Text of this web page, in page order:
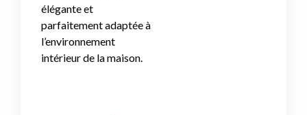
élégante et
parfaitement adaptée à
l’environnement
intérieur de la maison.